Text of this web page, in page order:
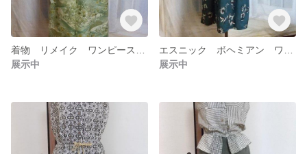
展示中
展示中